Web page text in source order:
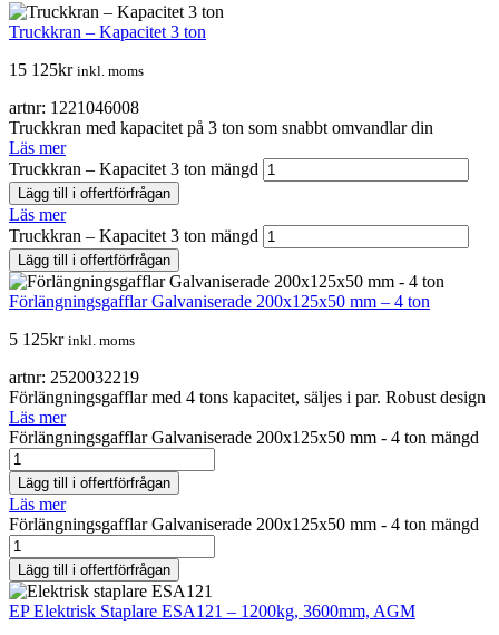
Truckkran – Kapacitet 3 ton
15 125kr inkl. moms
artnr: 1221046008
Truckkran med kapacitet på 3 ton som snabbt omvandlar din
Läs mer
Truckkran – Kapacitet 3 ton mängd
Lägg till i offertförfrågan
Läs mer
Truckkran – Kapacitet 3 ton mängd
Lägg till i offertförfrågan
Förlängningsgafflar Galvaniserade 200x125x50 mm – 4 ton
5 125kr inkl. moms
artnr: 2520032219
Förlängningsgafflar med 4 tons kapacitet, säljes i par. Robust design
Läs mer
Förlängningsgafflar Galvaniserade 200x125x50 mm - 4 ton mängd
Lägg till i offertförfrågan
Läs mer
Förlängningsgafflar Galvaniserade 200x125x50 mm - 4 ton mängd
Lägg till i offertförfrågan
EP Elektrisk Staplare ESA121 – 1200kg, 3600mm, AGM